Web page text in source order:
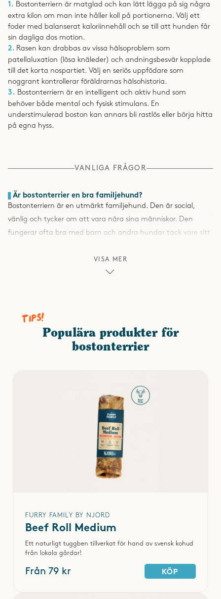
1. Bostonterriern är matglad och kan lätt lägga på sig några
extra kilon om man inte håller koll på portionerna. Välj ett
foder med balanserat kaloriinnehåll och se till att hunden får
sin dagliga dos motion.
2. Rasen kan drabbas av vissa hälsoproblem som
patellaluxation (lösa knäleder) och andningsbesvär kopplade
till det korta nospartiet. Välj en seriös uppfödare som
noggrant kontrollerar föräldrarnas hälsohistoria.
3. Bostonterriern är en intelligent och aktiv hund som
behöver både mental och fysisk stimulans. En
understimulerad boston kan annars bli rastlös eller börja hitta
på egna hyss.
VANLIGA FRÅGOR
Är bostonterrier en bra familjehund?
Bostonterriern är en utmärkt familjehund. Den är social,
vänlig och tycker om att vara nära sina människor. Den
fungerar ofta bra med barn och andra hundar tack vare sitt
Behöver rasen mycket motion?
inte extremt mycket motion. Den passar därför bra för både
aktiva familjer och personer som bor i lägenhet, så länge den
får utlopp för sin energi varje dag.
Nej, rasen fäller mycket lite. Pälsen är kort, slät och lättskött.
En snabb borstning då och då räcker för att hålla den blank
Hur länge brukar rasen leva?
Bostonterriern har en relativt lång livslängd för sin storlek,
vanligtvis omkring 12–14 år vid god hälsa. Notera att detta är
högkvalitativt protein, måttlig fetthalt och goda fibrer passar
päls, medan tillskott som glukosamin och kondroitin kan
stödja lederna. För att undvika viktuppgång bör
foderportionerna anpassas efter hundens aktivitetsnivå och
ålder.
VISA MER
Populära produkter för
bostonterrier
FURRY FAMILY BY NJORD
Beef Roll Medium
Ett naturligt tuggben tillverkat för hand av svensk kohud
från lokala gårdar!
Från 79 kr KÖP